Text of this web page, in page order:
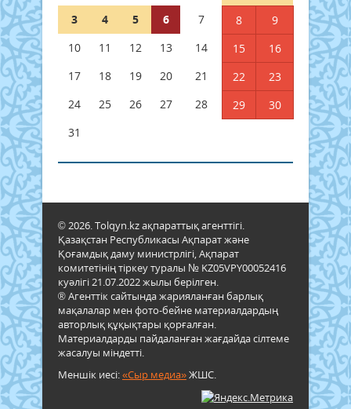
3
4 5 6 7 8
9
10
11 12 13 14 15
16
17
18 19 20 21 22
23
24
25 26 27 28 29
30
31
© 2026. Tolqyn.kz ақпараттық агенттігі.
Қазақстан Республикасы Ақпарат және
Қоғамдық даму министрлігі, Ақпарат
комитетінің тіркеу туралы № KZ05VPY00052416
куәлігі 21.07.2022 жылы берілген.
® Агенттік сайтында жарияланған барлық
мақалалар мен фото-бейне материалдардың
авторлық құқықтары қорғалған.
Материалдарды пайдаланған жағдайда сілтеме
жасалуы міндетті.
Меншік иесі:«Сыр медиа»ЖШС.